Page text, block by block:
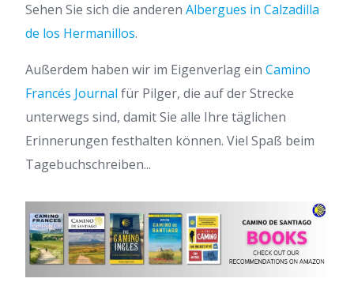
Sehen Sie sich die anderen Albergues in Calzadilla
de los Hermanillos.
Außerdem haben wir im Eigenverlag ein Camino
Francés Journal für Pilger, die auf der Strecke
unterwegs sind, damit Sie alle Ihre täglichen
Erinnerungen festhalten können. Viel Spaß beim
Tagebuchschreiben...